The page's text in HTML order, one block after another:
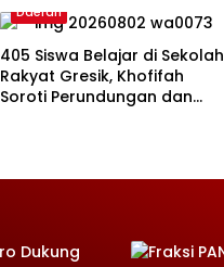
Daerah
405 Siswa Belajar di Sekolah
Rakyat Gresik, Khofifah
Soroti Perundungan dan